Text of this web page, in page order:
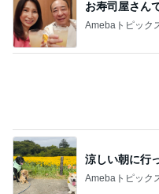
Amebaトピックス